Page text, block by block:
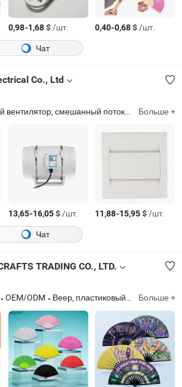
0,98-1,68$/шт. 0,40-0,68$/шт.
Чат
Co., Ltd
Настенный вытяжной вентилятор, смешанный потоковой вентилятор, воздушная завеса, центробежный вентилятор, промышленный вентилятор, вентиляционная решетка и другие аксессуары, потолочный вытяжной вентилятор, канальный вентилятор, вытяжной вентилятор для ванной, вытяжной вентилятор Больше +
13,65-16,05$/шт. 11,88-15,95$/шт.
Чат
TRADING CO., LTD.
OEM/ODM Веер, пластиковый веер, бамбуковый веер, складной веер, тканевый веер, свадебный веер, бумажный веер, деревянный веер, раве-веер, рукодельный зонтик Больше +